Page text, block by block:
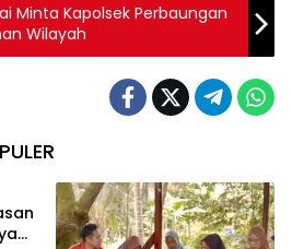
Minta Kapolsek Perbaungan
Wilayah